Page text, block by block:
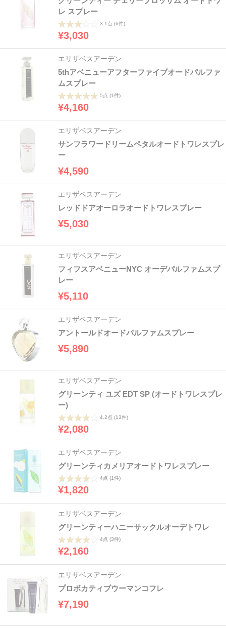
レ スプレー
3.1点 (6件)
¥3,030
エリザベスアーデン
5thアベニューアフターファイブオードパルファ
ムスプレー
5点 (1件)
¥4,160
エリザベスアーデン
サンフラワードリームペタルオードトワレスプレ
ー
¥4,590
エリザベスアーデン
レッドドアオーロラオードトワレスプレー
¥5,030
エリザベスアーデン
フィフスアベニューNYC オーデパルファムスプ
レー
¥5,110
エリザベスアーデン
アントールドオードパルファムスプレー
¥5,890
エリザベスアーデン
グリーンティ ユズ EDT SP (オードトワレスプレ
ー)
4.2点 (13件)
¥2,080
エリザベスアーデン
グリーンティカメリアオードトワレスプレー
4点 (1件)
¥1,820
エリザベスアーデン
グリーンティーハニーサックルオーデトワレ
4点 (3件)
¥2,160
エリザベスアーデン
プロボカティブウーマンコフレ
¥7,190